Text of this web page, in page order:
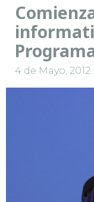
4 de Mayo, 2012